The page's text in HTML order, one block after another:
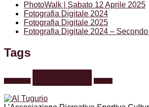
PhotoWalk | Sabato 12 Aprile 2025
Fotografia Digitale 2024
Fotografia Digitale 2025
Fotografia Digitale 2024 –
Tags